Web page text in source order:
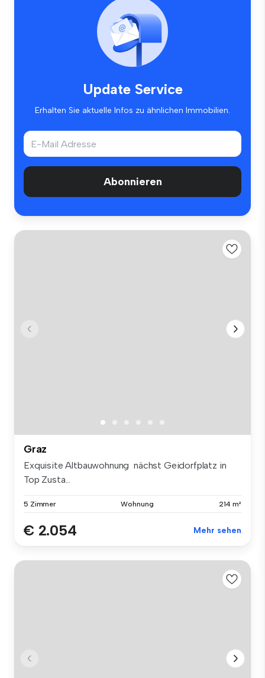
Update Service
Erhalten Sie aktuelle Infos zu ähnlichen Immobilien.
Abonnieren
Graz
Exquisite Altbauwohnung nächst Geidorfplatz in
Top Zusta...
5 Zimmer Wohnung 214 m²
€ 2.054 Mehr sehen